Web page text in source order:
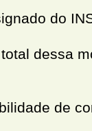
do
dessa
de